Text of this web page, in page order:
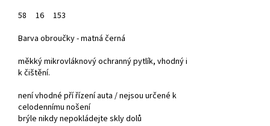
58
16 153
Barva obroučky - matná černá
měkký mikrovláknový ochranný pytlík, vhodný i
k čištění.
není vhodné pří řízení auta / nejsou určené k
celodennímu nošení
brýle nikdy nepokládejte skly dolů